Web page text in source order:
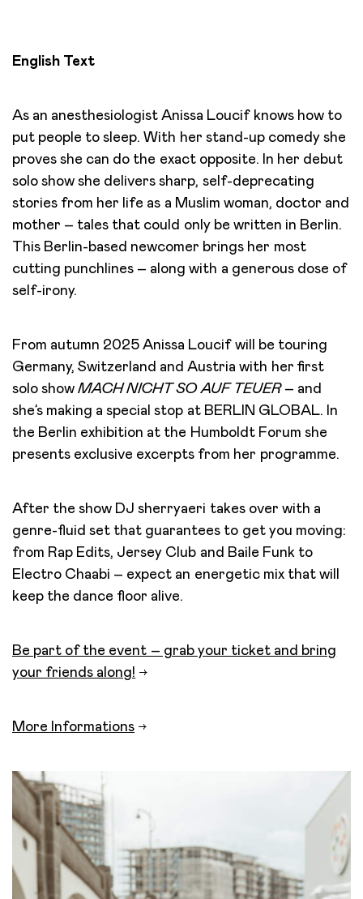
English Text
As an anesthesiologist Anissa Loucif knows how to
put people to sleep. With her stand-up comedy she
proves she can do the exact opposite. In her debut
solo show she delivers sharp, self-deprecating
stories from her life as a Muslim woman, doctor and
mother – tales that could only be written in Berlin.
This Berlin-based newcomer brings her most
cutting punchlines – along with a generous dose of
self-irony.
From autumn 2025 Anissa Loucif will be touring
Germany, Switzerland and Austria with her first
solo showMACH NICHT SO AUF TEUER– and
she’s making a special stop at BERLIN GLOBAL. In
the Berlin exhibition at the Humboldt Forum she
presents exclusive excerpts from her programme.
After the show DJ sherryaeri takes over with a
genre-fluid set that guarantees to get you moving:
from Rap Edits, Jersey Club and Baile Funk to
Electro Chaabi – expect an energetic mix that will
keep the dance floor alive.
Be part of the event – grab your ticket and bring
your friends along!
More Informations